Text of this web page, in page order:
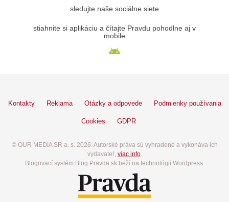
sledujte naše sociálne siete
stiahnite si aplikáciu a čítajte Pravdu pohodlne aj v
mobile
Kontakty Reklama Otázky a odpovede Podmienky používania
Cookies GDPR
© OUR MEDIA SR a. s. 2026. Autorské práva sú vyhradené a vykonáva ich
vydavateľ, viac info.
Blogovací systém Blog.Pravda.sk beží na technológií Wordpress.